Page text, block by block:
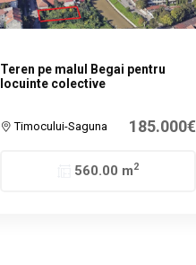
Teren pe malul Begai pentru
locuinte colective
Timocului-Saguna 185.000€
560.00 m2